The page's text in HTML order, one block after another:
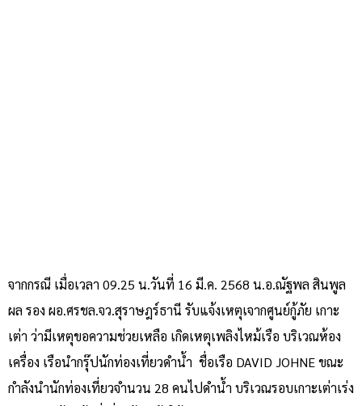
จากกรณี เมื่อเวลา 09.25 น.วันที่ 16 มี.ค. 2568 น.อ.ณัฐพล สินพูล
ผล รอง ผอ.ศรชล.จว.สุราษฎร์ธานี รับแจ้งเหตุเจากศูนย์กู้ภัย เกาะ
เต่า ว่ามีเหตุขอความช่วยเหลือ เกิดเหตุเพลิงไหม้เรือ บริเวณห้อง
เครื่อง เรือนำกรุ๊ปนักท่องเที่ยวดำน้ำ ชื่อเรือ DAVID JOHNE ขณะ
กำลังนำนักท่องเที่ยวจำนวน 28 คนไปดำน้ำ บริเวณรอบเกาะเต่าเร่ง